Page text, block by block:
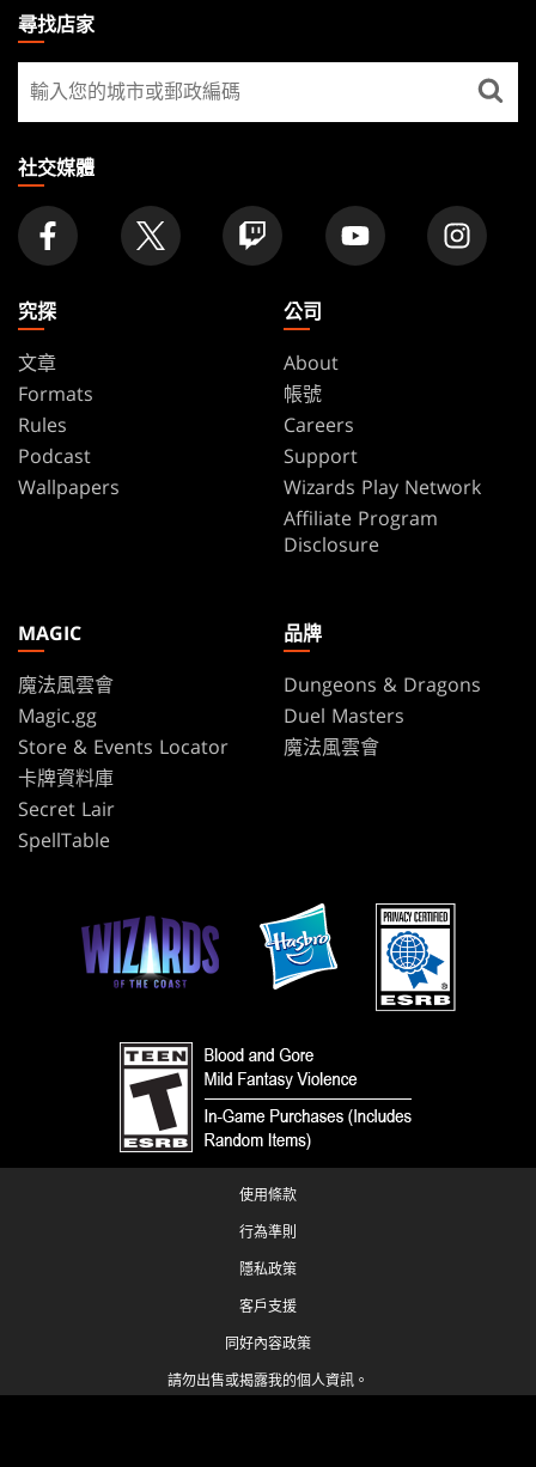
THE
GATHERING
FOOTER
尋找店家
尋
找
家
社交媒體
究探
文章
Formats
Rules
Podcast
Wallpapers
公司
About
帳號
Careers
Support
Wizards Play Network
Affiliate Program
Disclosure
MAGIC
魔法風雲會
Magic.gg
Store & Events Locator
卡牌資料庫
Secret Lair
SpellTable
品牌
Dungeons & Dragons
Duel Masters
魔法風雲會
使用條款
行為準則
隱私政策
客戶支援
同好內容政策
請勿出售或揭露我的個人資訊。